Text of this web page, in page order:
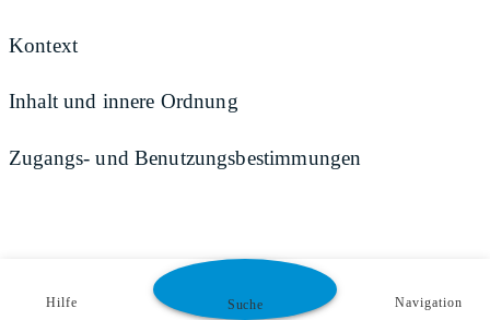
Kontext
Inhalt und innere Ordnung
Zugangs- und Benutzungsbestimmungen
Hilfe Suche Navigation